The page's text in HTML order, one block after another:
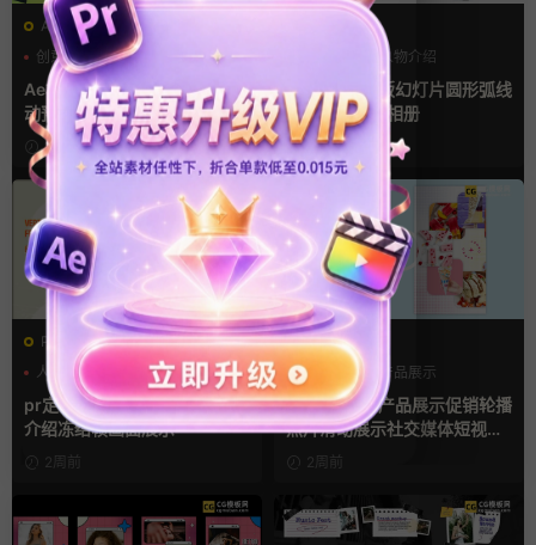
AE模板
创意
动态海报 品牌宣传
Ae模板 卡点大标题动态海报活
动预告推广宣传视频
1周前
人物介绍
Ae模板 横竖版幻灯片圆形弧线
动态轮播照片相册
2周前
PR基本图形mogrt
人物定格特写动画
创意
动态海报
pr定格模板 竖屏视频抠像人物
介绍冻结帧画面展示
2周前
AE模板
产品介绍
产品展示
卡通模板
Ae模板 竖屏产品展示促销轮播
照片滑动展示社交媒体短视频
片头2周前